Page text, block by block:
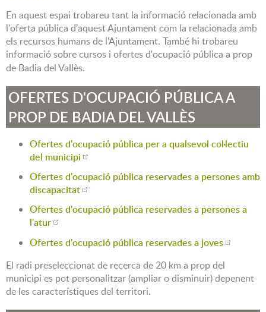
En aquest espai trobareu tant la informació relacionada amb
l'oferta pública d'aquest Ajuntament com la relacionada amb
els recursos humans de l'Ajuntament. També hi trobareu
informació sobre cursos i ofertesd'ocupació pública a prop
de Badia del Vallès.
OFERTES D'OCUPACIÓ PÚBLICA A
PROP DE BADIA DEL VALLÈS
Ofertes d'ocupació pública per a qualsevol col·lectiu
del municipi
Ofertes d'ocupació pública reservades a persones amb
discapacitat
Ofertes d'ocupació pública reservades a persones a
l'atur
Ofertes d'ocupació pública reservades a joves
El radi preseleccionat de recerca de 20 km a prop del
municipi es pot personalitzar (ampliar o disminuir) depenent
de les característiques del territori.